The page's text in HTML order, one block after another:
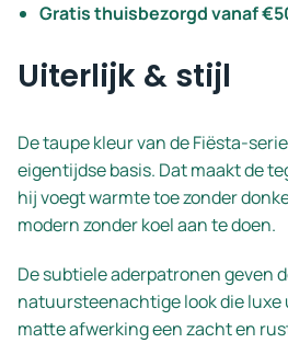
Gratis thuisbezorgd vanaf
Uiterlijk & stijl
De taupe kleur van de Fiësta-
eigentijdse basis. Dat maakt de
hij voegt warmte toe zonder
modern zonder koel aan te doen.
De subtiele aderpatronen geven
natuursteenachtige look die
matte afwerking een zacht en